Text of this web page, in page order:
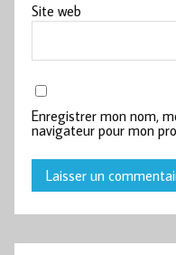
Site web
Enregistrer mon nom,
navigateur pour mon